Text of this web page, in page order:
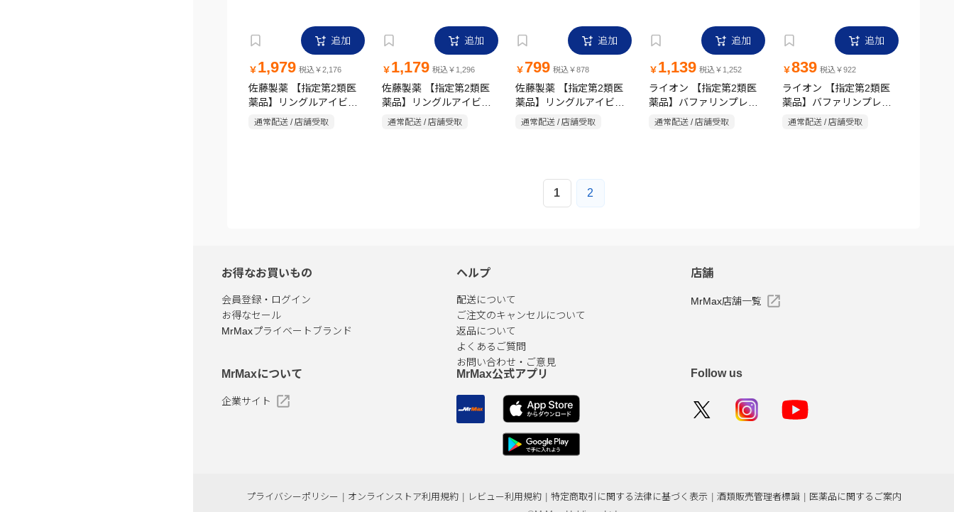
追加
￥ 1,979 税込￥2,176
佐藤製薬 【指定第2類医
薬品】リングルアイビー
α200 24カプセル
通常配送 / 店舗受取
追加
￥ 1,179 税込￥1,296
佐藤製薬 【指定第2類医
薬品】リングルアイビー
通常配送 / 店舗受取
追加
￥ 799 税込￥878
佐藤製薬 【指定第2類医
薬品】リングルアイビー
通常配送 / 店舗受取
追加
￥ 1,139 税込￥1,252
ライオン 【指定第2類医
薬品】バファリンプレミ
アム 40錠
通常配送 / 店舗受取
追加
￥839 税込￥922
ライオン 【指定第2類医
薬品】バファリンプレミ
アム 20錠
通常配送 / 店舗受取
1 2
お得なお買いもの
会員登録・ログイン
お得なセール
MrMaxプライベートブランド
ヘルプ
配送について
ご注文のキャンセルについて
返品について
よくあるご質問
お問い合わせ・ご意見
店舗
MrMax店舗一覧
MrMaxについて
企業サイト
MrMax公式アプリ Follow us
プライバシーポリシー オンラインストア利用規約 レビュー利用規約 特定商取引に関する法律に基づく表示 酒類販売管理者標識
医薬品に関するご案内